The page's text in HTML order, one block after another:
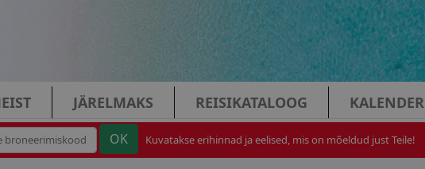
JÄRELMAKS REISIKATALOOG KALENDER
Kuvatakse erihinnad ja eelised, mis on mõeldud just Teile!